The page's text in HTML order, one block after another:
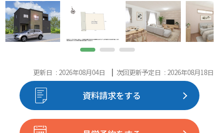
更新日 : 2026年08月04日 次回更新予定日 : 2026年08月18日
資料請求をする